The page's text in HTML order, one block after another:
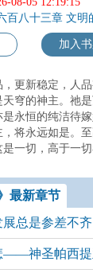
百八十三章 文明
加入
，更新稳定，人
穹的神主。祂
永恒的纯洁待嫁
将永远如是。
一切，高于一切
最新章节
总是参差不齐
——神圣帕西提